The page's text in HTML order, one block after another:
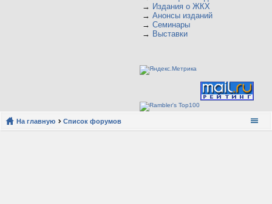
→ Издания о ЖКХ
→ Анонсы изданий
→ Семинары
→ Выставки
На главную Список форумов